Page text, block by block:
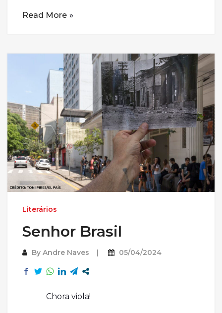
Read More
Literários
Senhor Brasil
By Andre Naves 05/04/2024
Chora viola!